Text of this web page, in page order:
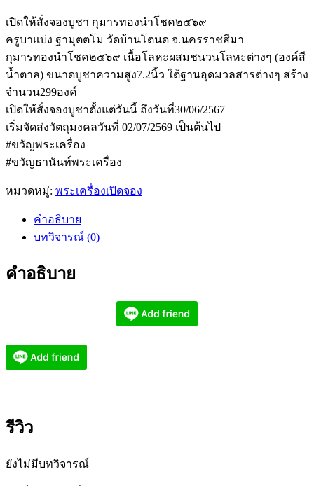
เปิดให้สั่งจองบูชา กุมารทองนำโชค๒๕๖๙
ครูบาแบ่ง ฐามุตตโม วัดบ้านโตนด จ.นครราชสีมา
กุมารทองนำโชค๒๕๖๙ เนื้อโลหะผสมชนวนโลหะต่างๆ (องค์สี
น้ำตาล) ขนาดบูชาความสูง7.2นิ้ว ใต้ฐานอุดมวลสารต่างๆ สร้าง
จำนวน299องค์
เปิดให้สั่งจองบูชาตั้งแต่วันนี้ ถึงวันที่30/06/2567
เริ่มจัดส่งวัตถุมงคลวันที่ 02/07/2569 เป็นต้นไป
#ขวัญพระเครื่อง
#ขวัญธานันท์พระเครื่อง
หมวดหมู่: พระเครื่องเปิดจอง
คำอธิบาย
บทวิจารณ์ (0)
คำอธิบาย
รีวิว
ยังไม่มีบทวิจารณ์